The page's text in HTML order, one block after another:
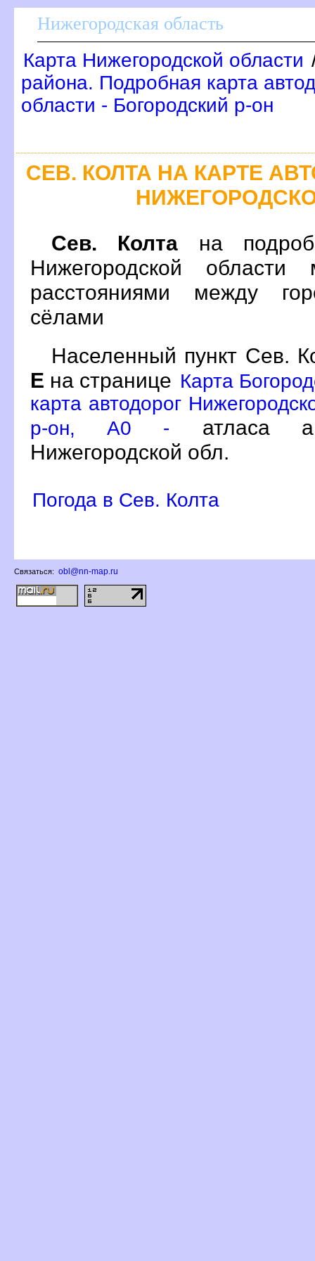
Нижегородская область
Карта Нижегородской области
района. Подробная карта
области - Богородский р-он
СЕВ. КОЛТА НА КАРТЕ
Сев. Колта на
Нижегородской
расстояниями между
сёлами
Населенный пункт Сев.
Е на странице Карта
карта автодорог
р-он, A0 -
атласа
Нижегородской обл.
Погода в Сев. Колта
Связаться: obl@nn-map.ru